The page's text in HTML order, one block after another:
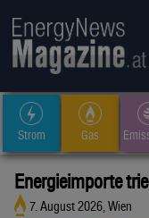
Strom Gas
Energieimporte
7. August 2026, Wien